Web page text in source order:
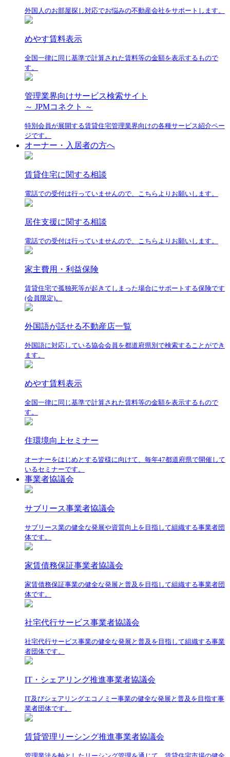
外国人のお部屋探し対応でお悩みの不動産会社をサポートします。
めやす賃料表示
全国一律に同じ基準で計算された賃料等の金額を表示するもので
す。
管理業界向けサービス検索サイト
～ JPMコネクト ～
特別会員が展開する賃貸住宅管理業界向けの各種サービス紹介ペー
ジです。
オーナー・入居者の方へ
賃貸住宅に関する相談
電話での受付は行っていませんので、こちらよりお願いします。
居住支援に関する相談
電話での受付は行っていませんので、こちらよりお願いします。
家主費用・利益保険
賃貸住宅で孤独死等が起きてしまった場合にサポートする保険です
(会員限定)。
外国語が話せる不動産店一覧
外国語に対応している協会会員を都道府県別で検索することができ
ます。
めやす賃料表示
全国一律に同じ基準で計算された賃料等の金額を表示するもので
す。
住環境向上セミナー
オーナーをはじめとする皆様に向けて、毎年47都道府県で開催して
いるセミナーです。
事業者協議会
サブリース事業者協議会
サブリース業の健全な発展や資質向上を目指して組織する事業者団
体です。
家賃債務保証事業者協議会
家賃債務保証事業の健全な発展と普及を目指して組織する事業者団
体です。
社宅代行サービス事業者協議会
社宅代行サービス事業の健全な発展と普及を目指して組織する事業
者団体です。
IT・シェアリング推進事業者協議会
IT及びシェアリングエコノミー事業の健全な発展と普及を目指す事
業者団体です。
賃貸管理リーシング推進事業者協議会